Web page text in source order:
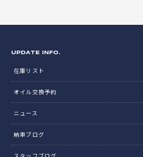
UPDATE INFO.
在庫リスト
オイル交換予約
ニュース
納車ブログ
スタッフブログ